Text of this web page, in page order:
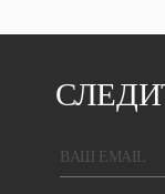
BAШ EMAIL